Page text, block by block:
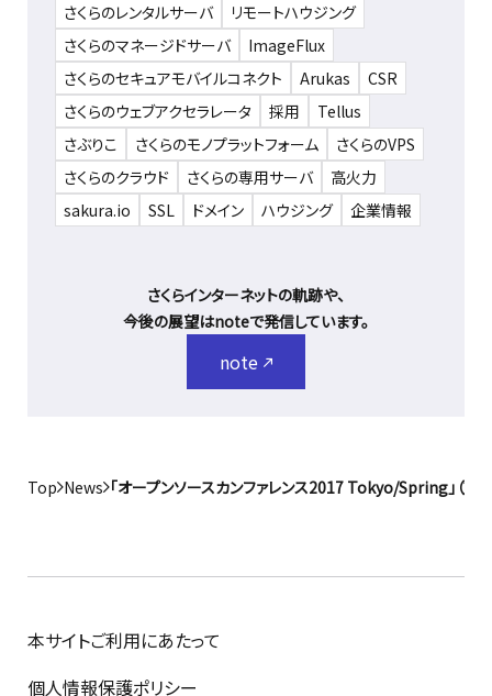
さくらのレンタルサーバ
リモートハウジング
さくらのマネージドサーバ
ImageFlux
さくらのセキュアモバイルコネクト
Arukas
CSR
さくらのウェブアクセラレータ
採用
Tellus
さぶりこ
さくらのモノプラットフォーム
さくらのVPS
さくらのクラウド
さくらの専用サーバ
高火力
sakura.io
SSL ドメイン ハウジング 企業情報
さくらインターネットの軌跡や、
今後の展望はnoteで発信しています。
note
Top News 「オープンソースカンファレンス2017 Tokyo/Spring」（東
本サイトご利用にあたって
個人情報保護ポリシー